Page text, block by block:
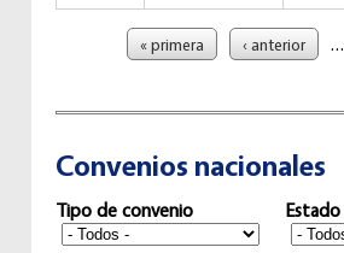
Páginas« primera ‹ anterior …
Convenios nacionales
Tipo de convenio Estado